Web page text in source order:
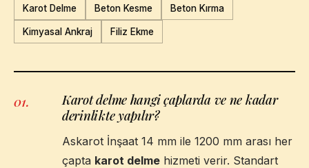
Karot Delme Beton Kesme Beton Kırma
Kimyasal Ankraj Filiz Ekme
01.
Karot delme hangi çaplarda ve ne kadar
derinlikte yapılır?
Askarot İnşaat 14 mm ile 1200 mm arası her
çapta karot delme hizmeti verir. Standart